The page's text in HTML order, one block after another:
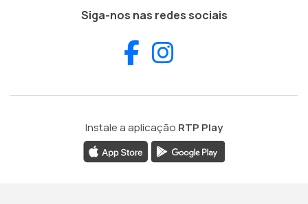
Siga-nos nas redes sociais
Facebook
Instale a aplicação RTP Play